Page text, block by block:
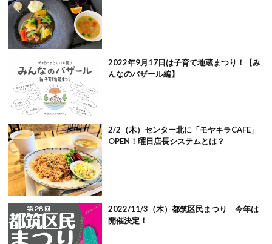
2022年9月17日は子育て地蔵まつり！【み
んなのバザール編】
2/2（木）センター北に「モヤキラCAFE」
OPEN！曜日店長システムとは？
2022/11/3（木）都筑区民まつり 今年は
開催決定！